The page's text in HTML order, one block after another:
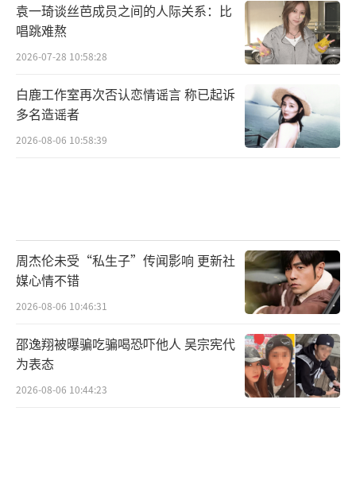
袁一琦谈丝芭成员之间的人际关系：比
唱跳难熬
2026-07-28 10:58:28
白鹿工作室再次否认恋情谣言 称已起诉
多名造谣者
2026-08-06 10:58:39
周杰伦未受“私生子”传闻影响 更新社
媒心情不错
2026-08-06 10:46:31
邵逸翔被曝骗吃骗喝恐吓他人 吴宗宪代
为表态
2026-08-06 10:44:23